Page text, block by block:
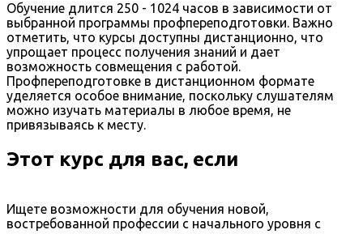
Обучение длится 250 - 1024 часов в зависимости от
выбранной программы профпереподготовки. Важно
отметить, что курсы доступны дистанционно, что
упрощает процесс получения знаний и дает
возможность совмещения с работой.
Профпереподготовке в дистанционном формате
уделяется особое внимание, поскольку слушателям
можно изучать материалы в любое время, не
привязываясь к месту.
Этот курс для вас, если
Ищете возможности для обучения новой,
востребованной профессии с начального уровня с